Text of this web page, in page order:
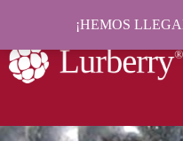
¡HEMOS